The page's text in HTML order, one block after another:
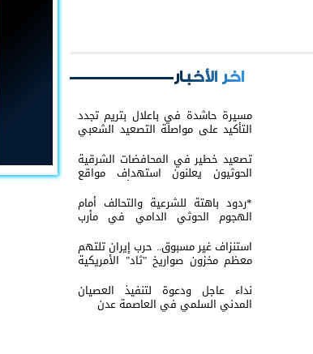
اخر الأخبار
مسيرة حاشدة في باعلال بتريم تجدد
التأكيد على مواصلة التصعيد الشعبي
تصعيد خطير في المحافضات الشرقية
الحوثيون يعلنون استهداف مواقع
عسكرية في حضرموت ومأرب اليمنية
بوابل من الصواريخ والطائرات المسيّرة
*ردود باهتة للشرعية والتحالف أمام
الهجوم الحوثي الدامي في مأرب
وحضرموت*
استنزاف غير مسبوق.. حرب إيران تلتهم
معظم مخزون صواريخ "ثاد" الأمريكية
وتدق ناقوس الخطر داخل البنتاغون
نداء عاجل ودعوة لتنفيذ العصيان
المدني السلمي في العاصمة عدن